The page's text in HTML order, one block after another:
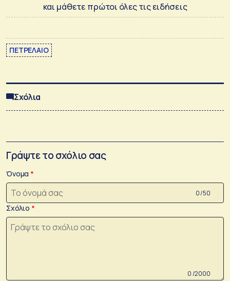
και μάθετε πρώτοι όλες τις ειδήσεις
ΠΕΤΡΕΛΑΙΟ
Σχόλια
Γράψτε το σχόλιο σας
Όνομα
0 /50
Σχόλιο
0 /2000